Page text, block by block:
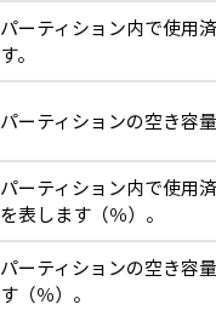
パーティション内で使用
す。
パーティションの空き容
パーティション内で使用
を表します（％）。
パーティションの空き容
す（％）。